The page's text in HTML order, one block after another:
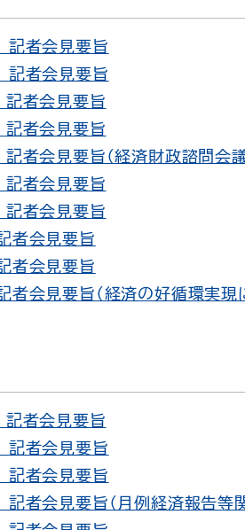
者会見要旨
者会見要旨
者会見要旨
者会見要旨
会見要旨（経済財政諮問会議
者会見要旨
者会見要旨
会見要旨
会見要旨
見要旨（経済の好循環実現に
者会見要旨
者会見要旨
者会見要旨
会見要旨（月例経済報告等関